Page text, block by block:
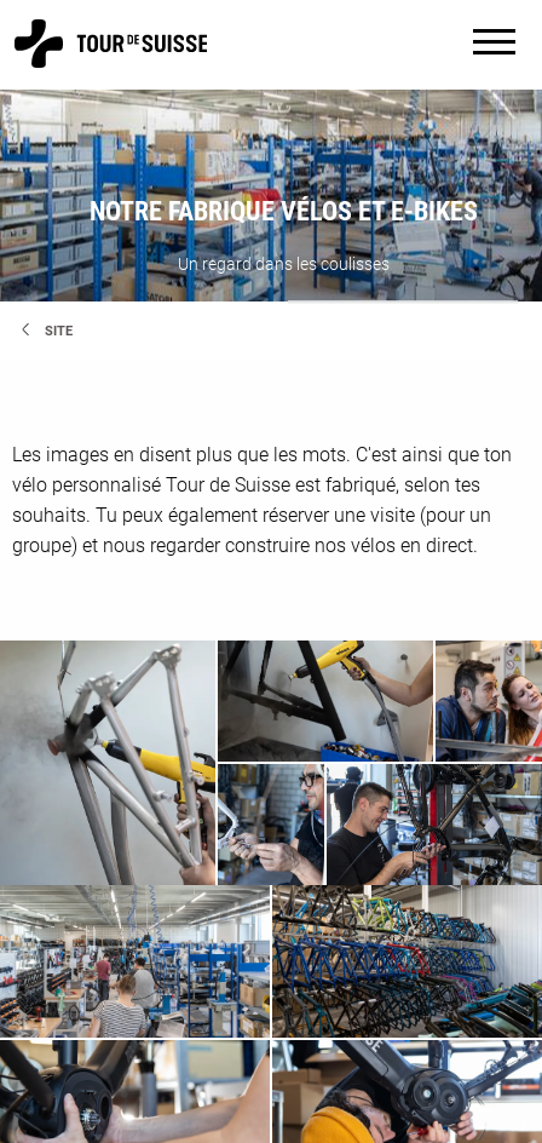
NOTRE FABRIQUE VÉLOS ET E-BIKES
Un regard dans les coulisses
SITE
Les images en disent plus que les mots. C'est ainsi que ton
vélo personnalisé Tour de Suisse est fabriqué, selon tes
souhaits. Tu peux également réserver une visite (pour un
groupe) et nous regarder construire nos vélos en direct.